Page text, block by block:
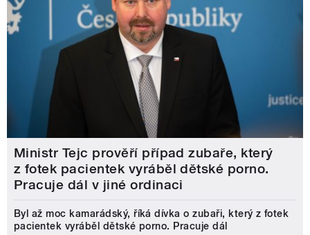
Ministr Tejc prověří případ zubaře, který
z fotek pacientek vyráběl dětské porno.
Pracuje dál v jiné ordinaci
Byl až moc kamarádský, říká dívka o zubaři, který z fotek
pacientek vyráběl dětské porno. Pracuje dál